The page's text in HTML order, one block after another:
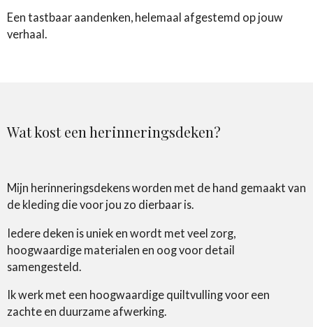
Een tastbaar aandenken, helemaal afgestemd op jouw
verhaal.
Wat kost een herinneringsdeken?
Mijn herinneringsdekens worden met de hand gemaakt van
de kleding die voor jou zo dierbaar is.
Iedere deken is uniek en wordt met veel zorg,
hoogwaardige materialen en oog voor detail
samengesteld.
Ik werk met een hoogwaardige quiltvulling voor een
zachte en duurzame afwerking.